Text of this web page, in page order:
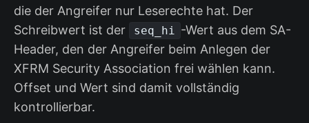
die der Angreifer nur Leserechte hat. Der
Schreibwert ist der
seq_hi -Wert aus dem SA-
Header, den der Angreifer beim Anlegen der
XFRM Security Association frei wählen kann.
Offset und Wert sind damit vollständig
kontrollierbar.